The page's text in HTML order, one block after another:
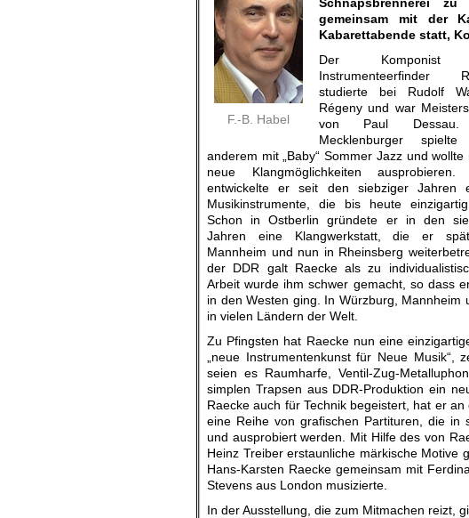
F.-B. Habel
gemeinsam mit der
Kabarettabende statt,
Der Komponist
Instrumenteerfinder
studierte bei Rudolf
Régeny und war
von Paul
Mecklenburger spielte
anderem mit „Baby“ Sommer Jazz und wollte
neue Klangmöglichkeiten ausprobieren.
entwickelte er seit den siebziger Jahren
Musikinstrumente, die bis heute
Schon in Ostberlin gründete er in den
Jahren eine Klangwerkstatt, die er
Mannheim und nun in Rheinsberg
der DDR galt Raecke als zu
Arbeit wurde ihm schwer gemacht, so dass
in den Westen ging. In Würzburg,
in vielen Ländern der Welt.
Zu Pfingsten hat Raecke nun eine
„neue Instrumentenkunst für Neue
seien es Raumharfe, Ventil-Zug-
simplen Trapsen aus DDR-Produktion ein
Raecke auch für Technik begeistert, hat er
eine Reihe von grafischen Partituren, die in
und ausprobiert werden. Mit Hilfe des von
Heinz Treiber erstaunliche märkische
Hans-Karsten Raecke gemeinsam mit
Stevens aus London musizierte.
In der Ausstellung, die zum Mitmachen reizt,